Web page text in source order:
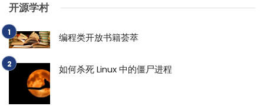
开源学村
编程类开放书籍荟萃
如何杀死 Linux 中的僵尸进程